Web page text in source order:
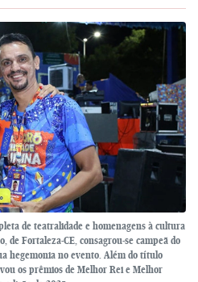
de teatralidade e homenagens à cultura
de Fortaleza-CE, consagrou-se campeã do
hegemonia no evento. Além do título
os prêmios de Melhor Rei e Melhor